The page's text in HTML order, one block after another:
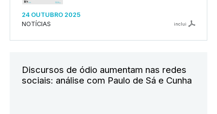
24 OUTUBRO 2025
NOTÍCIAS
inclui
Discursos de ódio aumentam nas redes
sociais: análise com Paulo de Sá e Cunha